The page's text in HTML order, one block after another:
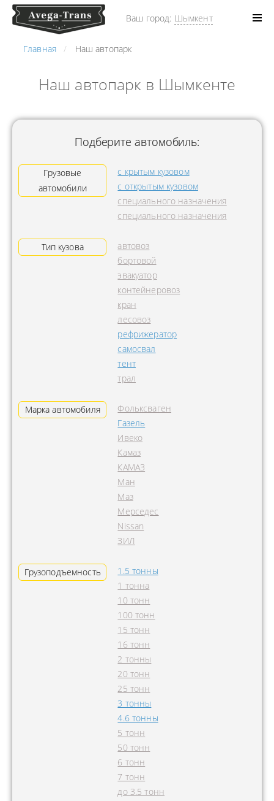
Ваш город: Шымкент
Главная Наш автопарк
Наш автопарк в Шымкенте
Подберите автомобиль:
Грузовые
автомобили
с крытым кузовом
с открытым кузовом
специального назначения
специального назначения
Тип кузова
автовоз
бортовой
эвакуатор
контейнеровоз
кран
лесовоз
рефрижератор
самосвал
тент
трал
Марка автомобиля
Фольксваген
Газель
Ивеко
Камаз
КАМАЗ
Ман
Маз
Мерседес
Nissan
ЗИЛ
Грузоподъемность
1.5 тонны
1 тонна
10 тонн
100 тонн
15 тонн
16 тонн
2 тонны
20 тонн
25 тонн
3 тонны
4.6 тонны
5 тонн
50 тонн
6 тонн
7 тонн
до 3.5 тонн